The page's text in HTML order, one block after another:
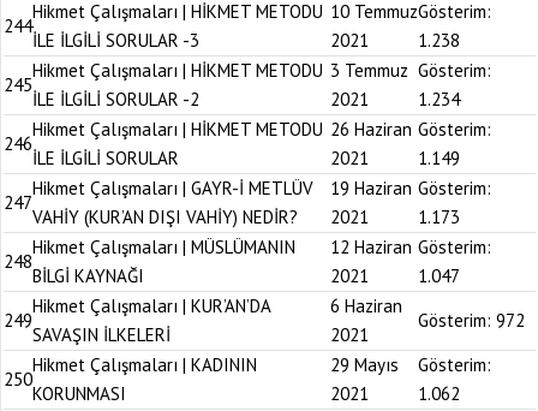
244
Hikmet Çalışmaları | HİKMET METODU
İLE İLGİLİ SORULAR -3
10 Temmuz
2021
Gösterim:
1.238
245
Hikmet Çalışmaları | HİKMET METODU
İLE İLGİLİ SORULAR -2
3 Temmuz
2021
Gösterim:
1.234
246
Hikmet Çalışmaları | HİKMET METODU
İLE İLGİLİ SORULAR
26 Haziran
2021
Gösterim:
1.149
247
Hikmet Çalışmaları | GAYR-İ METLÜV
VAHİY (KUR’AN DIŞI VAHİY) NEDİR?
19 Haziran
2021
Gösterim:
1.173
248
Hikmet Çalışmaları | MÜSLÜMANIN
BİLGİ KAYNAĞI
12 Haziran
2021
Gösterim:
1.047
249
Hikmet Çalışmaları | KUR’AN’DA
SAVAŞIN İLKELERİ
6 Haziran
2021
Gösterim: 972
250
Hikmet Çalışmaları | KADININ
KORUNMASI
29 Mayıs
2021
Gösterim:
1.062